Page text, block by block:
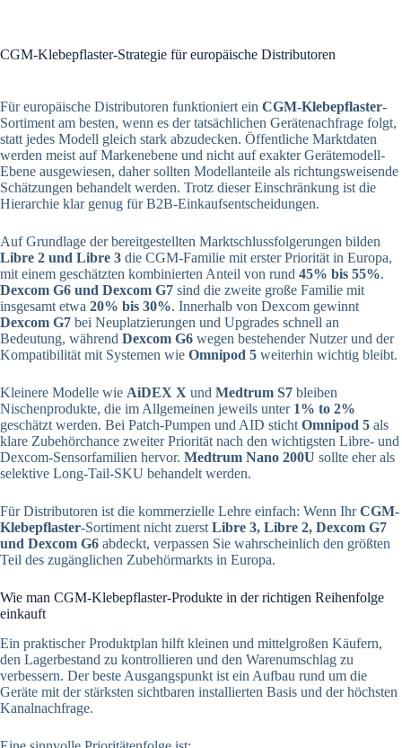
CGM-Klebepflaster-Strategie für europäische Distributoren
Für europäische Distributoren funktioniert ein CGM-Klebepflaster-
Sortiment am besten, wenn es der tatsächlichen Gerätenachfrage folgt,
statt jedes Modell gleich stark abzudecken. Öffentliche Marktdaten
werden meist auf Markenebene und nicht auf exakter Gerätemodell-
Ebene ausgewiesen, daher sollten Modellanteile als richtungsweisende
Schätzungen behandelt werden. Trotz dieser Einschränkung ist die
Hierarchie klar genug für B2B-Einkaufsentscheidungen.
Auf Grundlage der bereitgestellten Marktschlussfolgerungen bilden
Libre 2 und Libre 3 die CGM-Familie mit erster Priorität in Europa,
mit einem geschätzten kombinierten Anteil von rund 45% bis 55%.
Dexcom G6 und Dexcom G7 sind die zweite große Familie mit
insgesamt etwa 20% bis 30%. Innerhalb von Dexcom gewinnt
Dexcom G7 bei Neuplatzierungen und Upgrades schnell an
Bedeutung, während Dexcom G6 wegen bestehender Nutzer und der
Kompatibilität mit Systemen wie Omnipod 5 weiterhin wichtig bleibt.
Kleinere Modelle wie AiDEX X und Medtrum S7 bleiben
Nischenprodukte, die im Allgemeinen jeweils unter 1% to 2%
geschätzt werden. Bei Patch-Pumpen und AID sticht Omnipod 5 als
klare Zubehörchance zweiter Priorität nach den wichtigsten Libre- und
Dexcom-Sensorfamilien hervor. Medtrum Nano 200U sollte eher als
selektive Long-Tail-SKU behandelt werden.
Für Distributoren ist die kommerzielle Lehre einfach: Wenn IhrCGM-
Klebepflaster-Sortiment nicht zuerst Libre 3, Libre 2, Dexcom G7
und Dexcom G6 abdeckt, verpassen Sie wahrscheinlich den größten
Teil des zugänglichen Zubehörmarkts in Europa.
Wie man CGM-Klebepflaster-Produkte in der richtigen Reihenfolge
einkauft
Ein praktischer Produktplan hilft kleinen und mittelgroßen Käufern,
den Lagerbestand zu kontrollieren und den Warenumschlag zu
verbessern. Der beste Ausgangspunkt ist ein Aufbau rund um die
Geräte mit der stärksten sichtbaren installierten Basis und der höchsten
Kanalnachfrage.